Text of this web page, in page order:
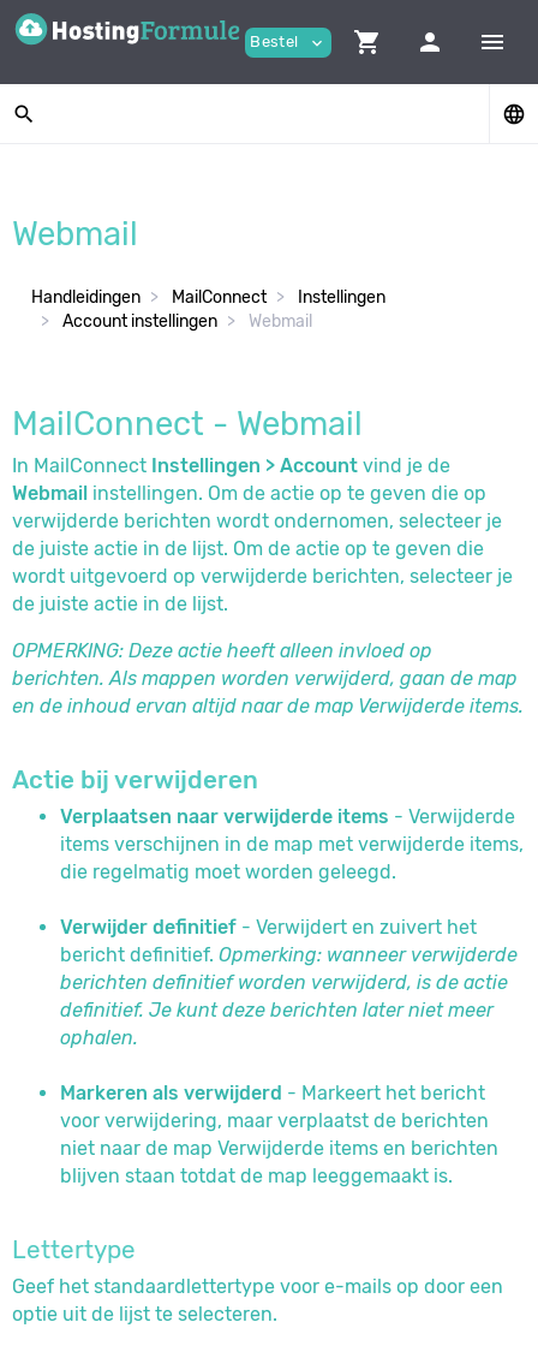
Bestel expand_more shopping_cart person menu
search language
Webmail
Handleidingen MailConnect
Instellingen
Account instellingen
Webmail
MailConnect - Webmail
In MailConnect Instellingen > Account vind je de
Webmail instellingen. Om de actie op te geven die op
verwijderde berichten wordt ondernomen, selecteer je
de juiste actie in de lijst. Om de actie op te geven die
wordt uitgevoerd op verwijderde berichten, selecteer je
de juiste actie in de lijst.
OPMERKING: Deze actie heeft alleen invloed op
berichten. Als mappen worden verwijderd, gaan de map
en de inhoud ervan altijd naar de map Verwijderde items.
Actie bij verwijderen
Verplaatsen naar verwijderde items - Verwijderde
items verschijnen in de map met verwijderde items,
die regelmatig moet worden geleegd.
Verwijder definitief - Verwijdert en zuivert het
bericht definitief. Opmerking: wanneer verwijderde
berichten definitief worden verwijderd, is de actie
definitief. Je kunt deze berichten later niet meer
ophalen.
Markeren als verwijderd - Markeert het bericht
voor verwijdering, maar verplaatst de berichten
niet naar de map Verwijderde items en berichten
blijven staan totdat de map leeggemaakt is.
Lettertype
Geef het standaardlettertype voor e-mails op door een
optie uit de lijst te selecteren.